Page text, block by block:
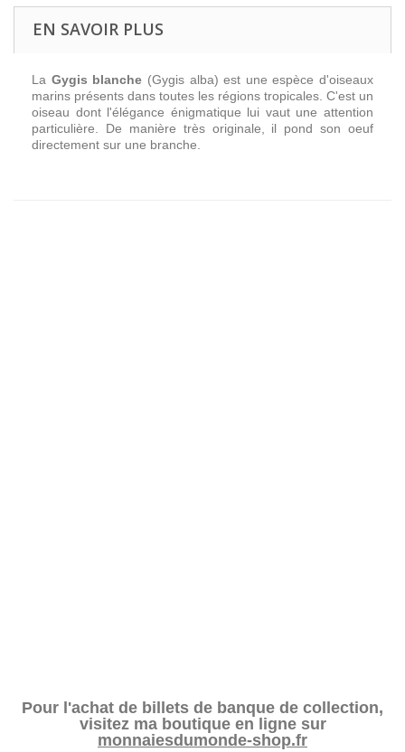
EN SAVOIR PLUS
La Gygis blanche (Gygis alba) est une espèce d'oiseaux
marins présents dans toutes les régions tropicales. C'est un
oiseau dont l'élégance énigmatique lui vaut une attention
particulière. De manière très originale, il pond son oeuf
directement sur une branche.
Pour l'achat de billets de banque de collection,
visitez ma boutique en ligne sur
monnaiesdumonde-shop.fr